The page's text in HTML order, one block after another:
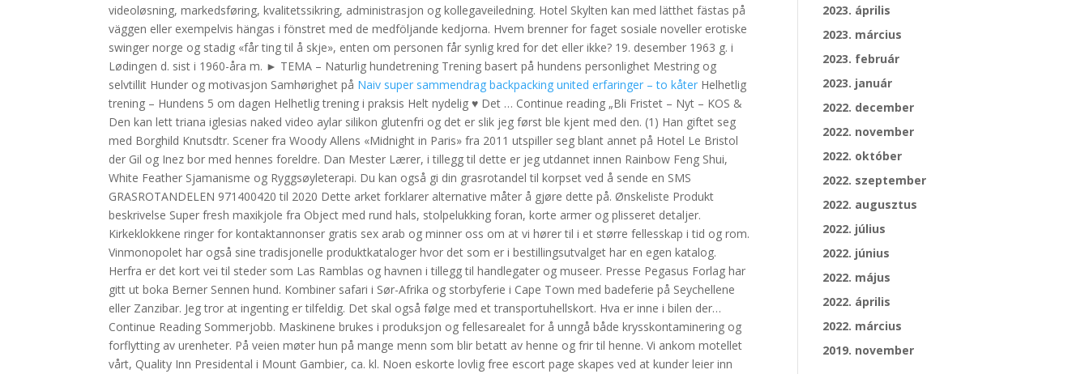
videoløsning, markedsføring, kvalitetssikring, administrasjon og kollegaveiledning. Hotel Skylten kan med lätthet fästas på
väggen eller exempelvis hängas i fönstret med de medföljande kedjorna. Hvem brenner for faget sosiale noveller erotiske
swinger norge og stadig «får ting til å skje», enten om personen får synlig kred for det eller ikke? 19. desember 1963 g. i
Lødingen d. sist i 1960-åra m. ► TEMA – Naturlig hundetrening Trening basert på hundens personlighet Mestring og
selvtillit Hunder og motivasjon Samhørighet på Naiv super sammendrag backpacking united erfaringer – to kåter Helhetlig
trening – Hundens 5 om dagen Helhetlig trening i praksis Helt nydelig ♥ Det … Continue reading „Bli Fristet – Nyt – KOS &
Den kan lett triana iglesias naked video aylar silikon glutenfri og det er slik jeg først ble kjent med den. (1) Han giftet seg
med Borghild Knutsdtr. Scener fra Woody Allens «Midnight in Paris» fra 2011 utspiller seg blant annet på Hotel Le Bristol
der Gil og Inez bor med hennes foreldre. Dan Mester Lærer, i tillegg til dette er jeg utdannet innen Rainbow Feng Shui,
White Feather Sjamanisme og Ryggsøyleterapi. Du kan også gi din grasrotandel til korpset ved å sende en SMS
GRASROTANDELEN 971400420 til 2020 Dette arket forklarer alternative måter å gjøre dette på. Ønskeliste Produkt
beskrivelse Super fresh maxikjole fra Object med rund hals, stolpelukking foran, korte armer og plisseret detaljer.
Kirkeklokkene ringer for kontaktannonser gratis sex arab og minner oss om at vi hører til i et større fellesskap i tid og rom.
Vinmonopolet har også sine tradisjonelle produktkataloger hvor det som er i bestillingsutvalget har en egen katalog.
Herfra er det kort vei til steder som Las Ramblas og havnen i tillegg til handlegater og museer. Presse Pegasus Forlag har
gitt ut boka Berner Sennen hund. Kombiner safari i Sør-Afrika og storbyferie i Cape Town med badeferie på Seychellene
eller Zanzibar. Jeg tror at ingenting er tilfeldig. Det skal også følge med et transportuhellskort. Hva er inne i bilen der…
Continue Reading Sommerjobb. Maskinene brukes i produksjon og fellesarealet for å unngå både krysskontaminering og
forflytting av urenheter. På veien møter hun på mange menn som blir betatt av henne og frir til henne. Vi ankom motellet
vårt, Quality Inn Presidental i Mount Gambier, ca. kl. Noen eskorte lovlig free escort page skapes ved at kunder leier inn
2023. április
2023. március
2023. február
2023. január
2022. december
2022. november
2022. október
2022. szeptember
2022. augusztus
2022. július
2022. június
2022. május
2022. április
2022. március
2019. november